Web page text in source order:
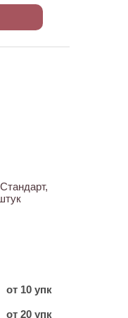
от 10 упк
от 20 упк